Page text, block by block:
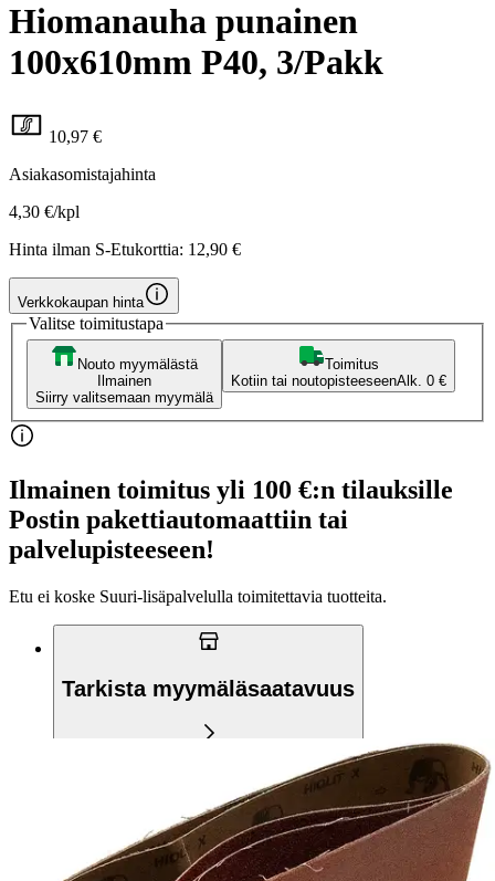
Hiomanauha punainen
100x610mm P40, 3/Pakk
10,97 €
Asiakasomistajahinta
4,30 €/kpl
Hinta ilman S-Etukorttia: 12,90 €
Verkkokaupan hinta
Valitse toimitustapa
Nouto myymälästä
Ilmainen
Siirry valitsemaan myymälä
Toimitus
Kotiin tai noutopisteeseenAlk. 0 €
Ilmainen toimitus yli 100 €:n tilauksille
Postin pakettiautomaattiin tai
palvelupisteeseen!
Etu ei koske Suuri‑lisäpalvelulla toimitettavia tuotteita.
Tarkista myymäläsaatavuus
Tuotekuvaus